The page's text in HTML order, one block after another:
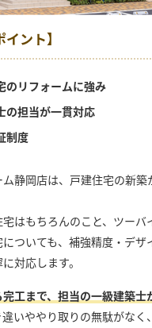
イント】
のリフォームに強み
の担当が一貫対応
制度
静岡店は、戸建住宅の新
はもちろんのこと、ツーバ
ついても、補強精度・デザ
対応します。
工まで、担当の一級建築士
いややり取りの無駄がなく